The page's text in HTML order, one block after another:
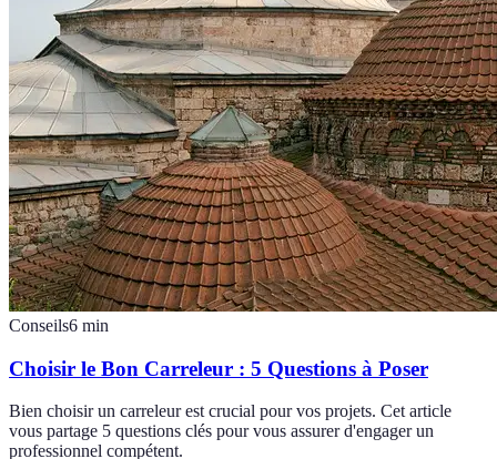
Conseils6 min
Choisir le Bon Carreleur : 5 Questions à Poser
Bien choisir un carreleur est crucial pour vos projets. Cet article
vous partage 5 questions clés pour vous assurer d'engager un
professionnel compétent.